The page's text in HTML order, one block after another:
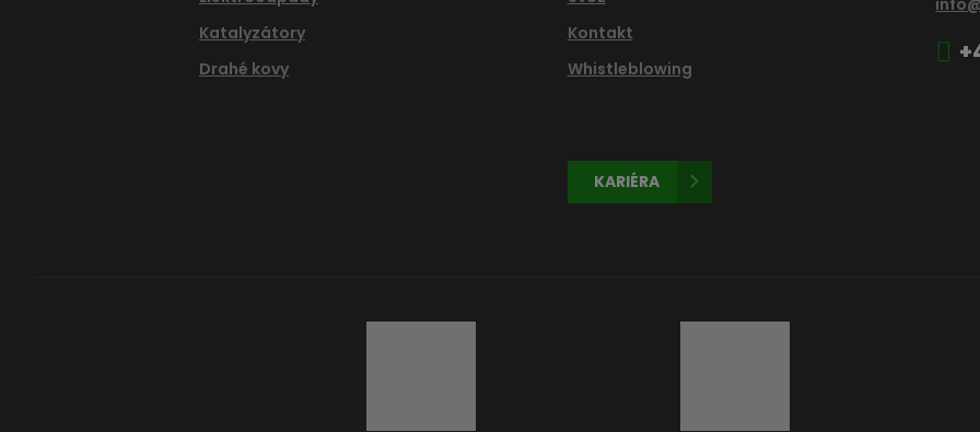
Katalyzátory
Drahé kovy
Kontakt
Whistleblowing
KARIÉRA